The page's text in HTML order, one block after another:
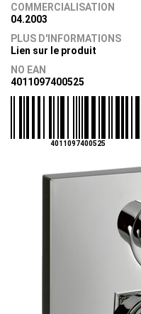
COMMERCIALISATION
04.2003
PLUS D'INFORMATIONS
Lien sur le produit
NO EAN
4011097400525
4011097400525